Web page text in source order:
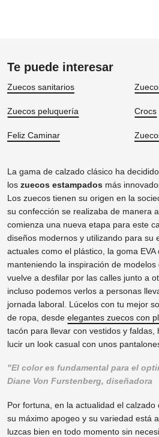
Te puede interesar
Zuecos sanitarios
Zuecos peluquería Crocs
Feliz Caminar
La gama de calzado clásico ha
los zuecos estampados más
Los zuecos tienen su origen en la
su confección se realizaba de manera
comienza una nueva etapa para este
diseños modernos y utilizando para su
actuales como el plástico, la goma
manteniendo la inspiración de
vuelve a desfilar por las calles junto a
incluso podemos verlos a personas
jornada laboral. Lúcelos con tu mejor
de ropa, desde elegantes zuecos con
tacón para llevar con vestidos y faldas,
lucir un look casual con unos
"El color es fundamental para el
Diane Von Furstenberg, diseñadora
Por fortuna, en la actualidad el
su máximo apogeo y su variedad está
luzcas bien en todo momento sin